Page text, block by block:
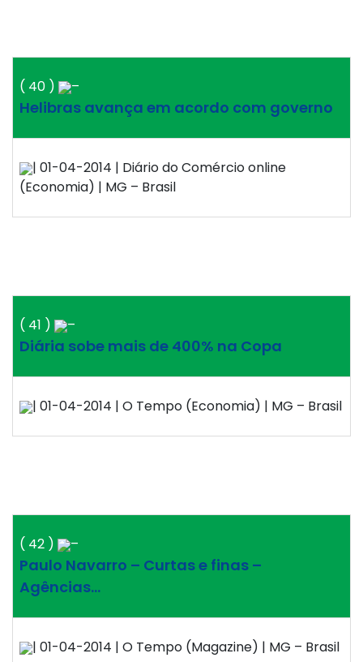
( 40 ) –
Helibras avança em acordo com governo
| 01-04-2014 | Diário do Comércio online
(Economia) | MG – Brasil
( 41 ) –
Diária sobe mais de 400% na Copa
| 01-04-2014 | O Tempo (Economia) | MG – Brasil
( 42 ) –
Paulo Navarro – Curtas e finas –
Agências…
| 01-04-2014 | O Tempo (Magazine) | MG – Brasil